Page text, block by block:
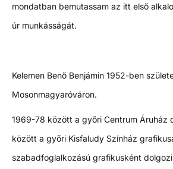
mondatban bemutassam az itt első
úr munkásságát.
Kelemen Benő Benjámin 1952-ben
Mosonmagyaróváron.
1969-78 között a győri Centrum Áruház
között a győri Kisfaludy Színház
szabadfoglalkozású grafikusként